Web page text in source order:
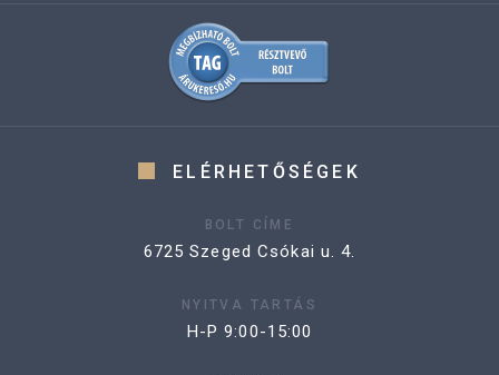
ELÉRHETŐSÉGEK
BOLT CÍME
6725 Szeged Csókai u. 4.
NYITVA TARTÁS
H-P 9:00-15:00